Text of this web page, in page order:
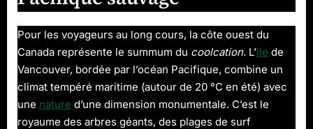
Pour les voyageurs au long cours, la côte ouest du
Canada représente le summum du coolcation. L’île de
Vancouver, bordée par l’océan Pacifique, combine un
climat tempéré maritime (autour de 20 °C en été) avec
une nature d’une dimension monumentale. C’est le
royaume des arbres géants, des plages de surf